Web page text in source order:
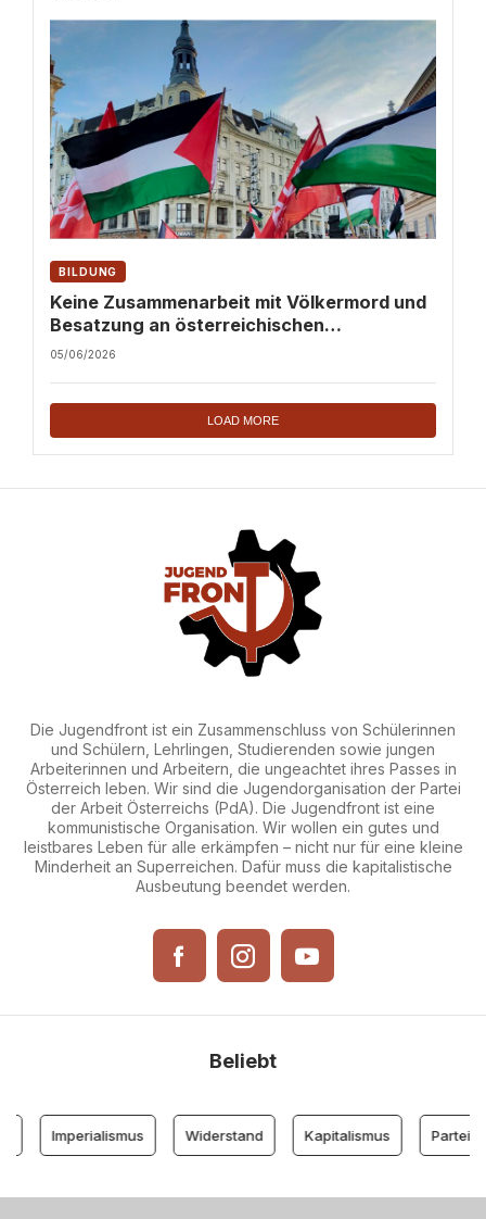
BILDUNG
Keine Zusammenarbeit mit Völkermord und
Besatzung an österreichischen
Hochschulen!
05/06/2026
LOAD MORE
Die Jugendfront ist ein Zusammenschluss von Schülerinnen
und Schülern, Lehrlingen, Studierenden sowie jungen
Arbeiterinnen und Arbeitern, die ungeachtet ihres Passes in
Österreich leben. Wir sind die Jugendorganisation der Partei
der Arbeit Österreichs (PdA). Die Jugendfront ist eine
kommunistische Organisation. Wir wollen ein gutes und
leistbares Leben für alle erkämpfen – nicht nur für eine kleine
Minderheit an Superreichen. Dafür muss die kapitalistische
Ausbeutung beendet werden.
Beliebt
Imperialismus Widerstand Kapitalismus Partei der